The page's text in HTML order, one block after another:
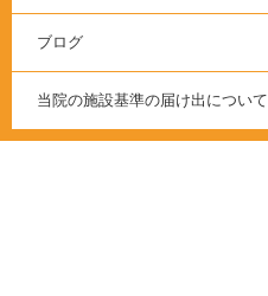
ブログ
当院の施設基準の届け出について